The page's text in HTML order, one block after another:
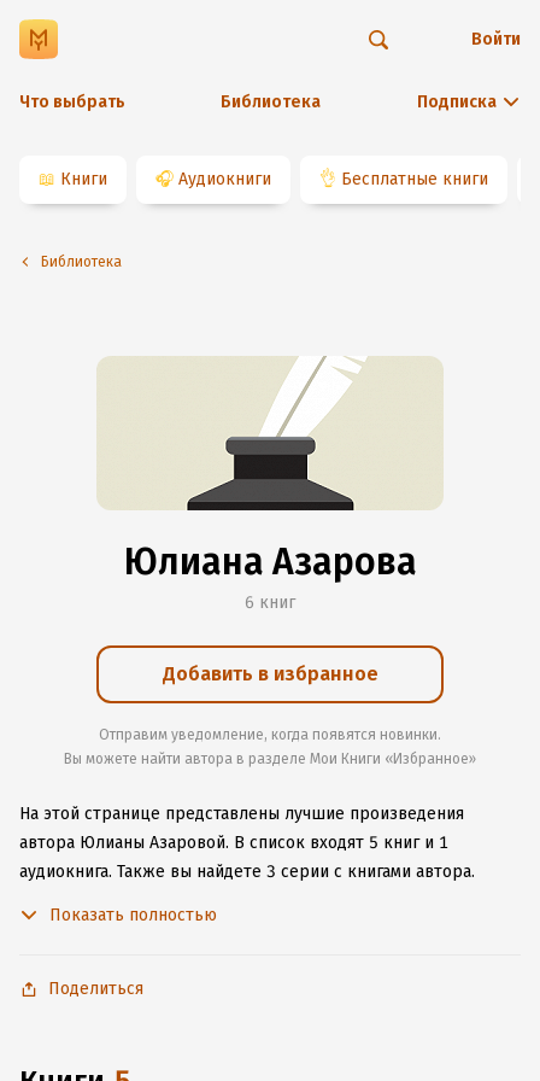
Что выбрать Библиотека Подписка
Войти
📖 Книги 🎧 Аудиокниги 👌 Бесплатные книги
Библиотека
Юлиана Азарова
6 книг
Добавить в избранное
Отправим уведомление, когда появятся новинки.
Вы можете найти автора в разделе Мои Книги «Избранное»
На этой странице представлены лучшие произведения
автора Юлианы Азаровой. В список входят 5 книг и 1
аудиокнига. Также вы найдете 3 серии с книгами автора.
чтобы не расставаться с любимыми произведениями даже
Показать полностью
Поделиться